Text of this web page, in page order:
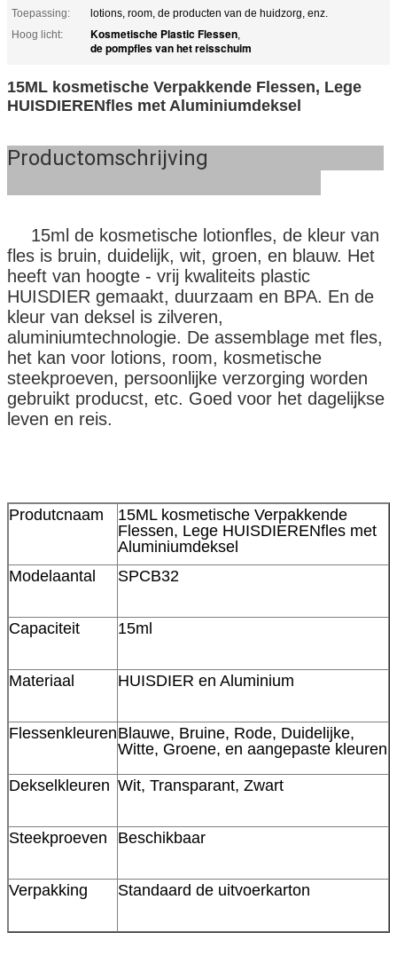
Toepassing:
lotions, room, de producten van de huidzorg, enz.
Hoog licht:
Kosmetische Plastic Flessen,
de pompfles van het reisschuim
15ML kosmetische Verpakkende Flessen, Lege
HUISDIERENfles met Aluminiumdeksel
Productomschrijving
15ml de kosmetische lotionfles, de kleur van
fles is bruin, duidelijk, wit, groen, en blauw. Het
heeft van hoogte - vrij kwaliteits plastic
HUISDIER gemaakt, duurzaam en BPA. En de
kleur van deksel is zilveren,
aluminiumtechnologie. De assemblage met fles,
het kan voor lotions, room, kosmetische
steekproeven, persoonlijke verzorging worden
gebruikt producst, etc. Goed voor het dagelijkse
leven en reis.
Produtcnaam
15ML kosmetische Verpakkende
Flessen, Lege HUISDIERENfles met
Aluminiumdeksel
Modelaantal
SPCB32
Capaciteit 15ml
Materiaal HUISDIER en Aluminium
FlessenkleurenBlauwe, Bruine, Rode, Duidelijke,
Witte, Groene, en aangepaste kleuren
Dekselkleuren Wit, Transparant, Zwart
Steekproeven Beschikbaar
Verpakking Standaard de uitvoerkarton